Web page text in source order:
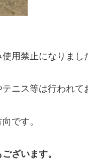
用禁止になりまし
ニス等は行われて
です。
ざいます。